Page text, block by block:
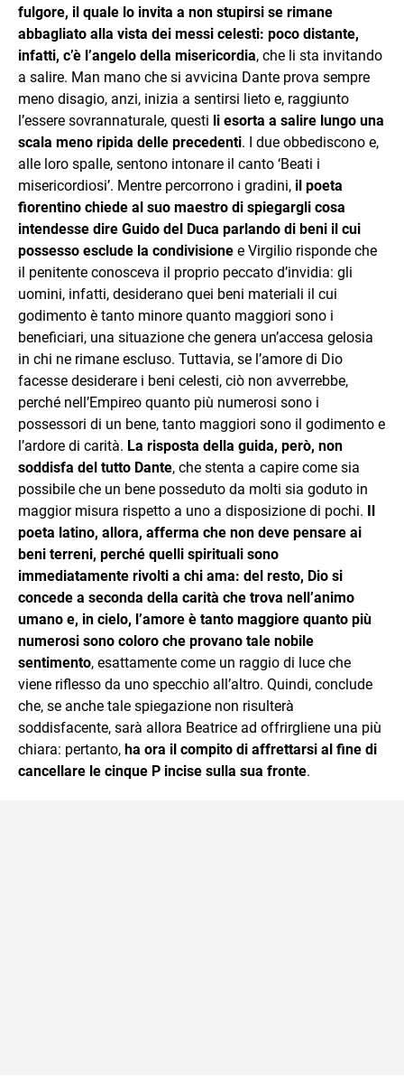
fulgore, il quale lo invita a non stupirsi se rimane
abbagliato alla vista dei messi celesti: poco distante,
infatti, c’è l’angelo della misericordia, che li sta invitando
a salire. Man mano che si avvicina Dante prova sempre
meno disagio, anzi, inizia a sentirsi lieto e, raggiunto
l’essere sovrannaturale, questi li esorta a salire lungo una
scala meno ripida delle precedenti. I due obbediscono e,
alle loro spalle, sentono intonare il canto ‘Beati i
misericordiosi’. Mentre percorrono i gradini, il poeta
fiorentino chiede al suo maestro di spiegargli cosa
intendesse dire Guido del Duca parlando di beni il cui
possesso esclude la condivisione e Virgilio risponde che
il penitente conosceva il proprio peccato d’invidia: gli
uomini, infatti, desiderano quei beni materiali il cui
godimento è tanto minore quanto maggiori sono i
beneficiari, una situazione che genera un’accesa gelosia
in chi ne rimane escluso. Tuttavia, se l’amore di Dio
facesse desiderare i beni celesti, ciò non avverrebbe,
perché nell’Empireo quanto più numerosi sono i
possessori di un bene, tanto maggiori sono il godimento e
l’ardore di carità. La risposta della guida, però, non
soddisfa del tutto Dante, che stenta a capire come sia
possibile che un bene posseduto da molti sia goduto in
maggior misura rispetto a uno a disposizione di pochi. Il
poeta latino, allora, afferma che non deve pensare ai
beni terreni, perché quelli spirituali sono
immediatamente rivolti a chi ama: del resto, Dio si
concede a seconda della carità che trova nell’animo
umano e, in cielo, l’amore è tanto maggiore quanto più
numerosi sono coloro che provano tale nobile
sentimento, esattamente come un raggio di luce che
viene riflesso da uno specchio all’altro. Quindi, conclude
che, se anche tale spiegazione non risulterà
soddisfacente, sarà allora Beatrice ad offrirgliene una più
chiara: pertanto, ha ora il compito di affrettarsi al fine di
cancellare le cinque P incise sulla sua fronte.